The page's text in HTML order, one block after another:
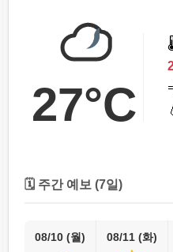
27°C
🗓️ 주간 예보 (7일)
08/10 (월) 08/11 (화)